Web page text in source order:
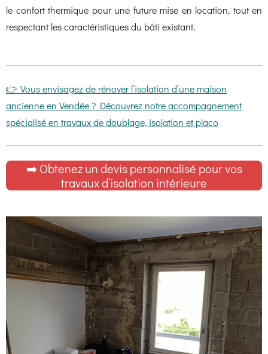
le confort thermique pour une future mise en location, tout en
respectant les caractéristiques du bâti existant.
👉 Vous envisagez de rénover l’isolation d’une maison
ancienne en Vendée ? Découvrez notre accompagnement
spécialisé en travaux de doublage, isolation et placo
➡️ Obtenez un devis personnalisé pour vos
travaux d’isolation intérieure